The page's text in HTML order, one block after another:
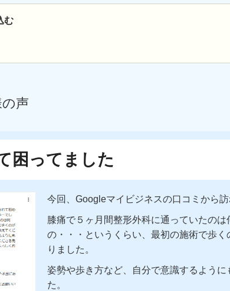
む
声
困ってました
今回、Googleマイビジネスの口コミから訪
膝痛で５ヶ月間整形外科に通っていたのは
の・・・というくらい、最初の施術で歩く
りました。
姿勢や歩き方など、自分で意識するように
た。